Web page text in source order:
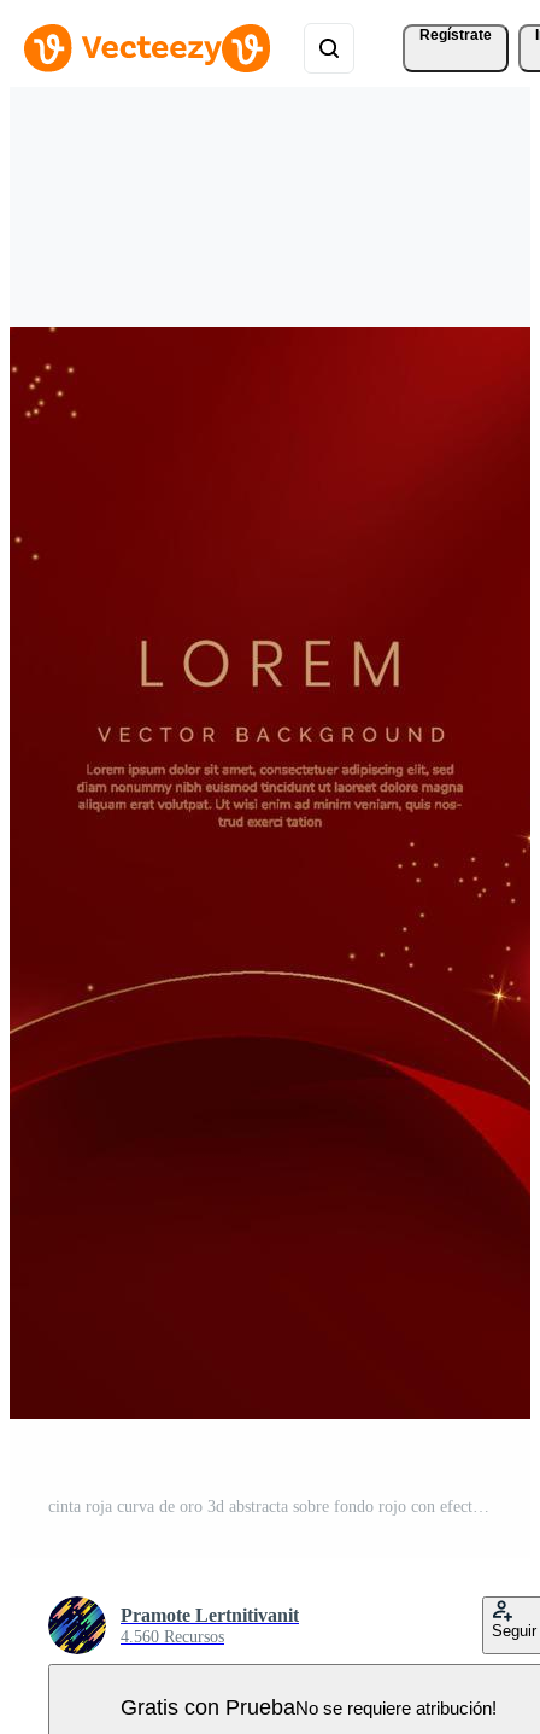
Regístrate
cinta roja curva de oro 3d abstracta sobre fondo rojo con efecto de iluminación y brillo con espacio de copia para texto. estilo de diseño de lujo. Vector Pro
Pramote Lertnitivanit
4.560 Recursos Seguir
Gratis con PruebaNo se requiere atribución!